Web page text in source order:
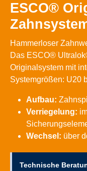
ESCO®
Hammerloser
Das ESCO®
Originalsystem mit
Systemgrößen: U20
Aufbau:
Verriegelung:
Wechsel: über
Technische